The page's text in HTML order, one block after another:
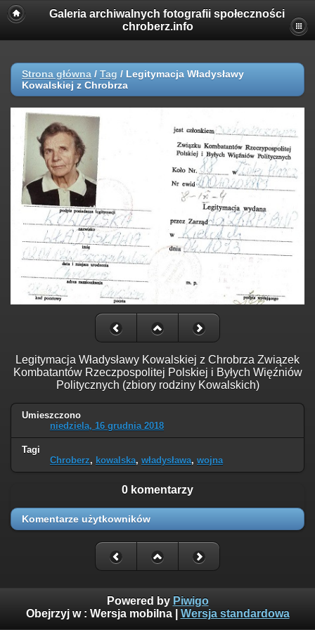
Galeria archiwalnych fotografii społeczności
chroberz.info
Strona główna / Tag / Legitymacja Władysławy
Kowalskiej z Chrobrza
Legitymacja Władysławy Kowalskiej z Chrobrza Związek
Kombatantów Rzeczpospolitej Polskiej i Byłych Więźniów
Politycznych (zbiory rodziny Kowalskich)
Umieszczono
niedziela, 16 grudnia 2018
Tagi
Chroberz, kowalska, władysława, wojna
0 komentarzy
Komentarze użytkowników
Powered by Piwigo
Obejrzyj w : Wersja mobilna| Wersja standardowa